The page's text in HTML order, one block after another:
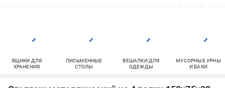
ЯЩИКИ ДЛЯ
ХРАНЕНИЯ
ПИСЬМЕННЫЕ
СТОЛЫ
ВЕШАЛКИ ДЛЯ
ОДЕЖДЫ
МУСОРНЫЕ УРНЫ
И БАКИ